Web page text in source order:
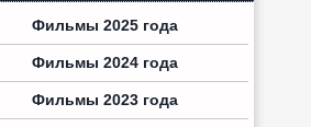
Фильмы 2025 года
Фильмы 2024 года
Фильмы 2023 года